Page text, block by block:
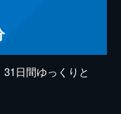
日間ゆっくりと